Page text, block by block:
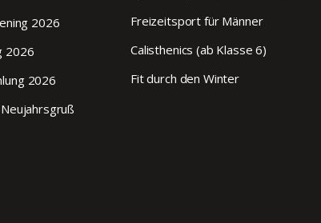
2026
2026
2026
Freizeitsport für Männer
Calisthenics (ab Klasse 6)
Fit durch den Winter